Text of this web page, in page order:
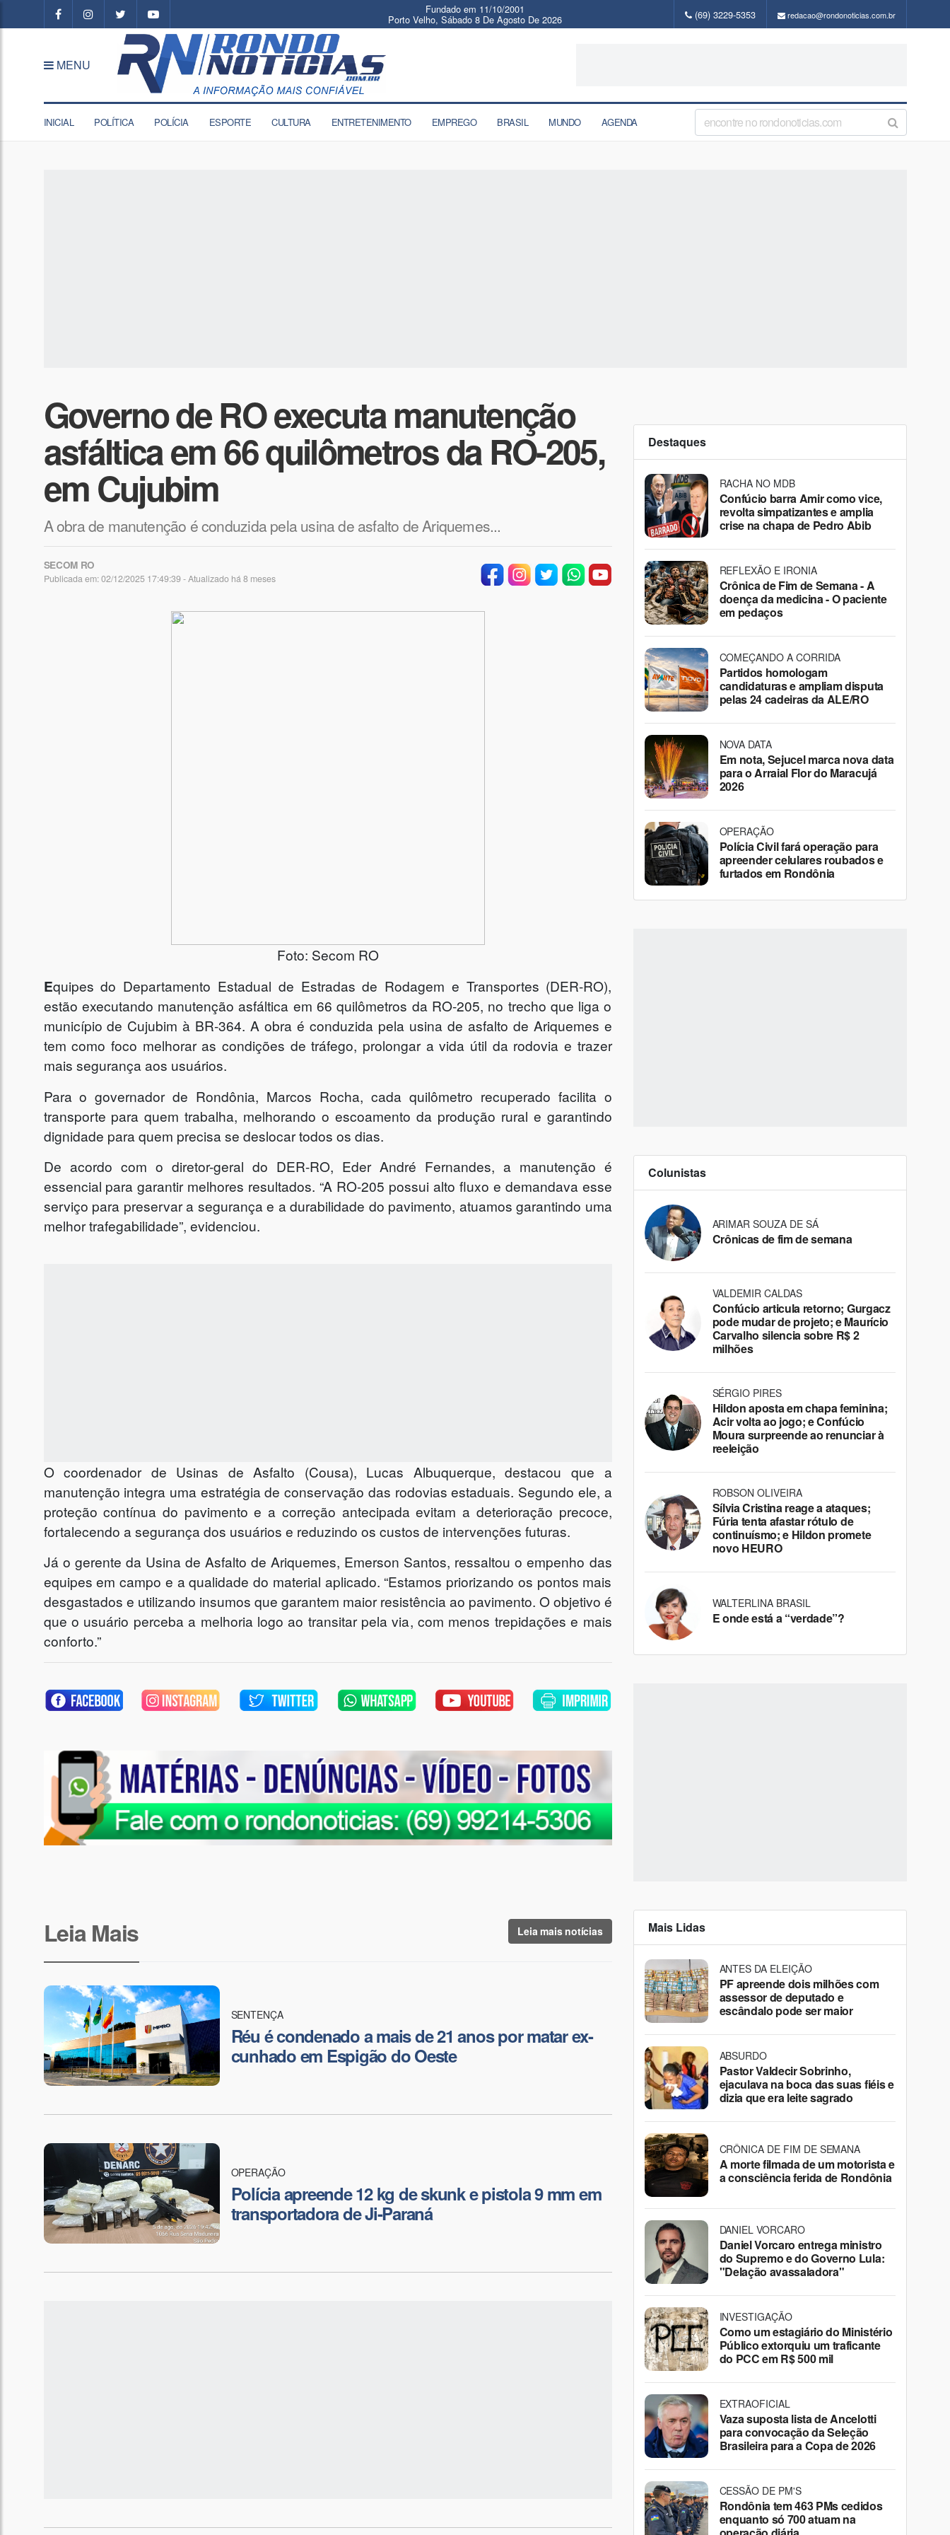
Fundado em 11/10/2001
Porto Velho, Sábado 8 De Agosto De 2026 (69) 3229-5353 redacao@rondonoticias.com.br
MENU
INICIAL POLÍTICA POLÍCIA ESPORTE CULTURA ENTRETENIMENTO EMPREGO BRASIL MUNDO AGENDA
Governo de RO executa manutenção
asfáltica em 66 quilômetros da RO-205,
em Cujubim
A obra de manutenção é conduzida pela usina de asfalto de Ariquemes...
SECOM RO
Publicada em: 02/12/2025 17:49:39 - Atualizado há 8 meses
Foto: Secom RO
Equipes do Departamento Estadual de Estradas de Rodagem e Transportes (DER-RO),
estão executando manutenção asfáltica em 66 quilômetros da RO-205, no trecho que liga o
município de Cujubim à BR-364. A obra é conduzida pela usina de asfalto de Ariquemes e
tem como foco melhorar as condições de tráfego, prolongar a vida útil da rodovia e trazer
mais segurança aos usuários.
Para o governador de Rondônia, Marcos Rocha, cada quilômetro recuperado facilita o
transporte para quem trabalha, melhorando o escoamento da produção rural e garantindo
dignidade para quem precisa se deslocar todos os dias.
De acordo com o diretor-geral do DER-RO, Eder André Fernandes, a manutenção é
essencial para garantir melhores resultados. “A RO-205 possui alto fluxo e demandava esse
serviço para preservar a segurança e a durabilidade do pavimento, atuamos garantindo uma
melhor trafegabilidade”, evidenciou.
O coordenador de Usinas de Asfalto (Cousa), Lucas Albuquerque, destacou que a
manutenção integra uma estratégia de conservação das rodovias estaduais. Segundo ele, a
proteção contínua do pavimento e a correção antecipada evitam a deterioração precoce,
fortalecendo a segurança dos usuários e reduzindo os custos de intervenções futuras.
Já o gerente da Usina de Asfalto de Ariquemes, Emerson Santos, ressaltou o empenho das
equipes em campo e a qualidade do material aplicado. “Estamos priorizando os pontos mais
desgastados e utilizando insumos que garantem maior resistência ao pavimento. O objetivo é
que o usuário perceba a melhoria logo ao transitar pela via, com menos trepidações e mais
conforto.”
Leia Mais Leia mais notícias
SENTENÇA
Réu é condenado a mais de 21 anos por matar ex-
cunhado em Espigão do Oeste
OPERAÇÃO
Polícia apreende 12 kg de skunk e pistola 9 mm em
transportadora de Ji-Paraná
Destaques
RACHA NO MDB
Confúcio barra Amir como vice,
revolta simpatizantes e amplia
crise na chapa de Pedro Abib
REFLEXÃO E IRONIA
Crônica de Fim de Semana - A
doença da medicina - O paciente
em pedaços
COMEÇANDO A CORRIDA
Partidos homologam
candidaturas e ampliam disputa
pelas 24 cadeiras da ALE/RO
NOVA DATA
Em nota, Sejucel marca nova data
para o Arraial Flor do Maracujá
2026
OPERAÇÃO
Polícia Civil fará operação para
apreender celulares roubados e
furtados em Rondônia
Colunistas
ARIMAR SOUZA DE SÁ
Crônicas de fim de semana
VALDEMIR CALDAS
Confúcio articula retorno; Gurgacz
pode mudar de projeto; e Maurício
Carvalho silencia sobre R$ 2
milhões
SÉRGIO PIRES
Hildon aposta em chapa feminina;
Acir volta ao jogo; e Confúcio
Moura surpreende ao renunciar à
reeleição
ROBSON OLIVEIRA
Sílvia Cristina reage a ataques;
Fúria tenta afastar rótulo de
continuísmo; e Hildon promete
novo HEURO
WALTERLINA BRASIL
E onde está a “verdade”?
Mais Lidas
ANTES DA ELEIÇÃO
PF apreende dois milhões com
assessor de deputado e
escândalo pode ser maior
ABSURDO
Pastor Valdecir Sobrinho,
ejaculava na boca das suas fiéis e
dizia que era leite sagrado
CRÔNICA DE FIM DE SEMANA
A morte filmada de um motorista e
a consciência ferida de Rondônia
DANIEL VORCARO
Daniel Vorcaro entrega ministro
do Supremo e do Governo Lula:
"Delação avassaladora"
INVESTIGAÇÃO
Como um estagiário do Ministério
Público extorquiu um traficante
do PCC em R$ 500 mil
EXTRAOFICIAL
Vaza suposta lista de Ancelotti
para convocação da Seleção
Brasileira para a Copa de 2026
CESSÃO DE PM'S
Rondônia tem 463 PMs cedidos
enquanto só 700 atuam na